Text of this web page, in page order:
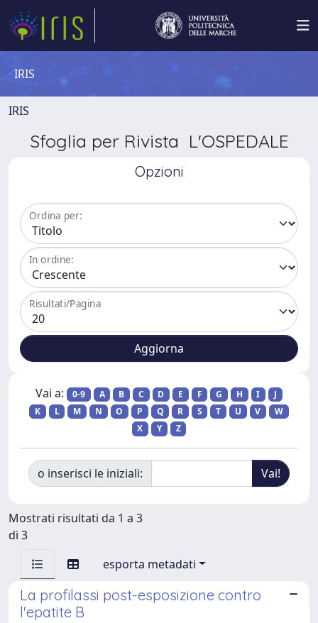
IRIS
IRIS
Sfoglia per Rivista L'OSPEDALE
Opzioni
Ordina per:
In ordine:
Risultati/Pagina
Vai a: 0-9 A B C D E F G H I
J
K
L M N O P Q R S T U V
W
X
Y Z
o inserisci le iniziali:
Mostrati risultati da 1 a 3
di 3
esporta metadati
La profilassi post-esposizione contro
l'epatite B